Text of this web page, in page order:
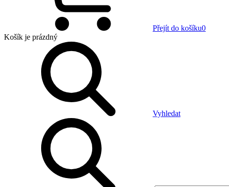
Přejít do košíku0
Košík je prázdný
Vyhledat